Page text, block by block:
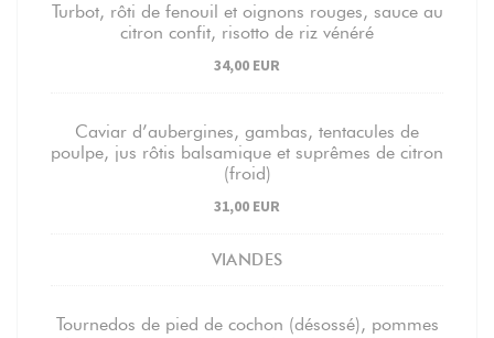
Turbot, rôti de fenouil et oignons rouges, sauce au
citron confit, risotto de riz vénéré
34,00 EUR
Caviar d’aubergines, gambas, tentacules de
poulpe, jus rôtis balsamique et suprêmes de citron
(froid)
31,00 EUR
VIANDES
Tournedos de pied de cochon (désossé), pommes